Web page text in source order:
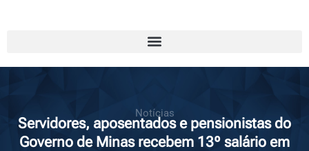
Notícias
Servidores, aposentados e pensionistas do
Governo de Minas recebem 13º salário em